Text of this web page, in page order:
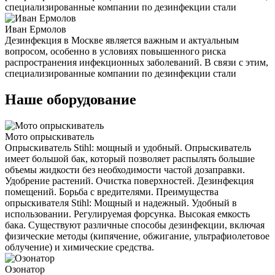
специализированные компании по дезинфекции стали
Иван Ермолов
Дезинфекция в Москве является важным и актуальным
вопросом, особенно в условиях повышенного риска
распространения инфекционных заболеваний. В связи с этим,
специализированные компании по дезинфекции стали
Наше оборудование
Мото опрыскиватель
Опрыскиватель Stihl: мощный и удобный. Опрыскиватель
имеет большой бак, который позволяет распылять большие
объемы жидкости без необходимости частой дозаправки.
Удобрение растений. Очистка поверхностей. Дезинфекция
помещений. Борьба с вредителями. Преимущества
опрыскивателя Stihl: Мощный и надежный. Удобный в
использовании. Регулируемая форсунка. Высокая емкость
бака. Существуют различные способы дезинфекции, включая
физические методы (кипячение, обжигание, ультрафиолетовое
облучение) и химические средства.
Озонатор